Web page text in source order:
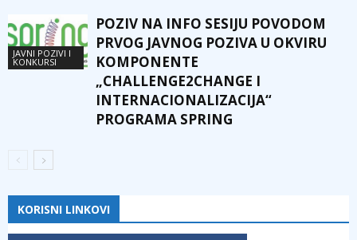
JAVNI POZIVI I
KONKURSI
POZIV NA INFO SESIJU POVODOM
PRVOG JAVNOG POZIVA U OKVIRU
KOMPONENTE
„CHALLENGE2CHANGE I
INTERNACIONALIZACIJA“
PROGRAMA SPRING
KORISNI LINKOVI